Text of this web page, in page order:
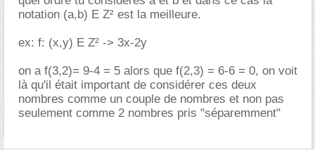
notation (a,b) E Z² est la meilleure.
ex: f: (x,y) E Z² -> 3x-2y
on a f(3,2)= 9-4 = 5 alors que f(2,3) = 6-6 = 0, on voit
là qu'il était important de considérer ces deux
nombres comme un couple de nombres et non pas
seulement comme 2 nombres pris "séparemment"